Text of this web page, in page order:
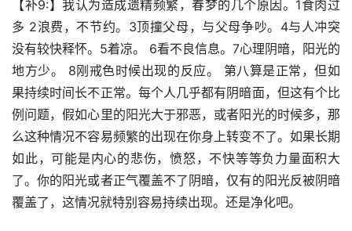
【补9:】我认为造成遗精频繁，春梦的几个原因。1食肉过
多 2浪费，不节约。3顶撞父母，与父母争吵。4与人冲突
没有较快释怀。5着凉。 6看不良信息。7心理阴暗，阳光的
地方少。 8刚戒色时候出现的反应。 第八算是正常，但如
果持续时间长不正常。每个人几乎都有阴暗面，但这有个比
例问题，假如心里的阳光大于邪恶，或者阳光的时候多，那
么这种情况不容易频繁的出现在你身上转变不了。如果长期
如此，可能是内心的悲伤，愤怒，不快等等负力量面积大
了。你的阳光或者正气覆盖不了阴暗，仅有的阳光反被阴暗
覆盖了，这情况就特别容易持续出现。还是净化吧。